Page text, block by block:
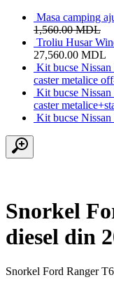
Masa camping
1,560.00MDL
Troliu Husar
27,560.00 MDL
Kit bucse
caster metalice
Kit bucse
caster
Kit bucse
Snorkel
diesel din
Snorkel Ford Ranger